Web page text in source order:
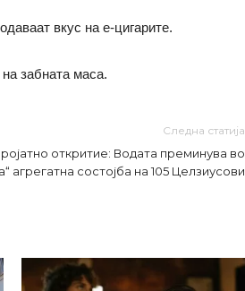
вкус на е-цигарите.
забната маса.
Следна статија
откритие: Водата преминува во
агрегатна состојба на 105 Целзиусови